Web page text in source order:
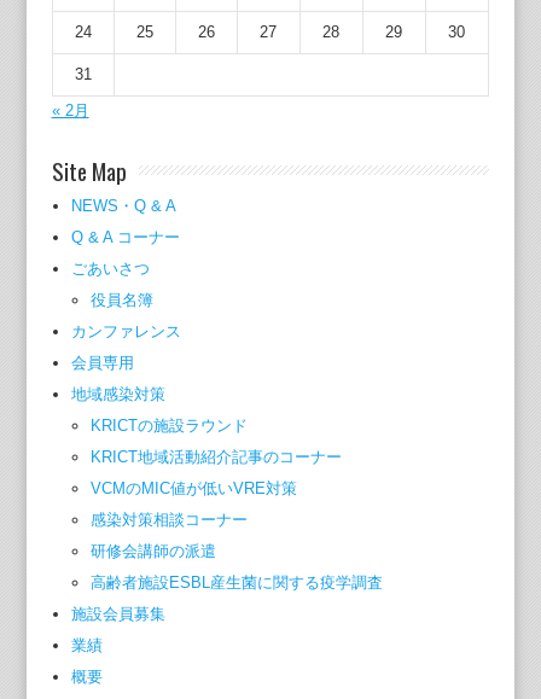
24 25 26 27 28 29 30
31
« 2月
Site Map
NEWS・Q & A
Q & A コーナー
ごあいさつ
役員名簿
カンファレンス
会員専用
地域感染対策
KRICTの施設ラウンド
KRICT地域活動紹介記事のコーナー
VCMのMIC値が低いVRE対策
感染対策相談コーナー
研修会講師の派遣
高齢者施設ESBL産生菌に関する疫学調査
施設会員募集
業績
概要